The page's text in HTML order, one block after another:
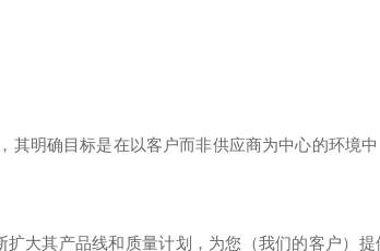
其明确目标是在以客户而非供应商为中心的环境
扩大其产品线和质量计划，为您（我们的客户）